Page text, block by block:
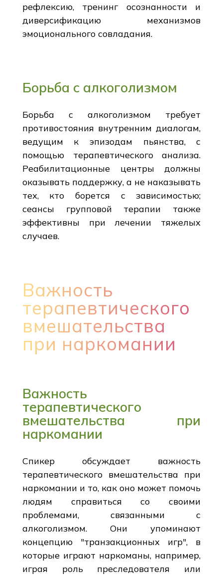
рефлексию, тренинг осознанности и
диверсификацию механизмов
эмоционального совладания.
Борьба с алкоголизмом
Борьба с алкоголизмом требует
противостояния внутренним диалогам,
ведущим к эпизодам пьянства, с
помощью терапевтического анализа.
Реабилитационные центры должны
оказывать поддержку, а не наказывать
тех, кто борется с зависимостью;
сеансы групповой терапии также
эффективны при лечении тяжелых
случаев.
Важность
терапевтического
вмешательства
при наркомании
Важность
терапевтического
вмешательства при
наркомании
Спикер обсуждает важность
терапевтического вмешательства при
наркомании и то, как оно может помочь
людям справиться со своими
проблемами, связанными с
алкоголизмом. Они упоминают
концепцию "транзакционных игр", в
которые играют наркоманы, например,
играя роль преследователя или